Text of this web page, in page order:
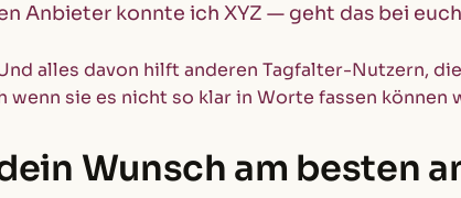
Anbieter konnte ich XYZ — geht das bei
alles davon hilft anderen Tagfalter-Nutzern,
wenn sie es nicht so klar in Worte fassen können
Wunsch am besten